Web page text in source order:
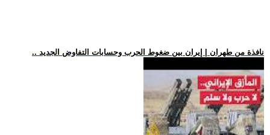
.. نافذة من طهران | إيران بين ضغوط الحرب وحسابات التفاوض الجديد